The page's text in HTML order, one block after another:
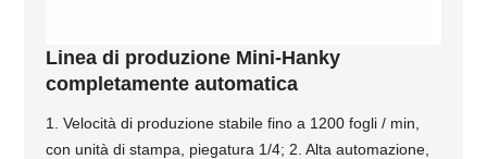
Linea di produzione Mini-Hanky ​​
completamente automatica
1. Velocità di produzione stabile fino a 1200 fogli / min,
con unità di stampa, piegatura 1/4; 2. Alta automazione,